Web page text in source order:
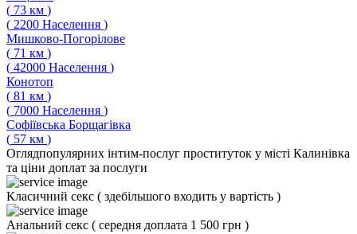
( 73 км )
( 2200 Населення )
Мишково-Погорілове
( 71 км )
( 42000 Населення )
Конотоп
( 81 км )
( 7000 Населення )
Софіївська Борщагівка
( 57 км )
Оглядпопулярних інтим-послуг проституток у місті Калинівка
та ціни доплат за послуги
Класичний секс ( здебільшого входить у вартість )
Анальний секс ( середня доплата 1 500 грн )